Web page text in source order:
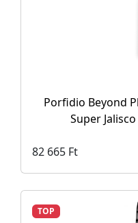
Porfidio Beyond
Super
82 665 Ft
TOP